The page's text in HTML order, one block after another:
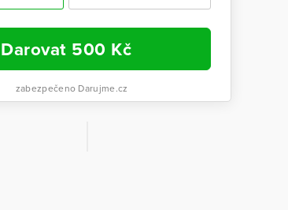
Darovat 500 Kč
zabezpečeno Darujme.cz